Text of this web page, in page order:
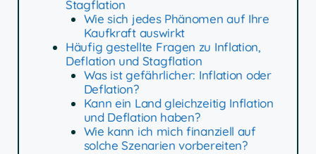
Stagflation
Wie sich jedes Phänomen auf Ihre
Kaufkraft auswirkt
Häufig gestellte Fragen zu Inflation,
Deflation und Stagflation
Was ist gefährlicher: Inflation oder
Deflation?
Kann ein Land gleichzeitig Inflation
und Deflation haben?
Wie kann ich mich finanziell auf
solche Szenarien vorbereiten?